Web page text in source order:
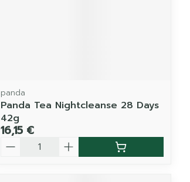
panda
Panda Tea Nightcleanse 28 Days
42g
16,15 €
Quantité